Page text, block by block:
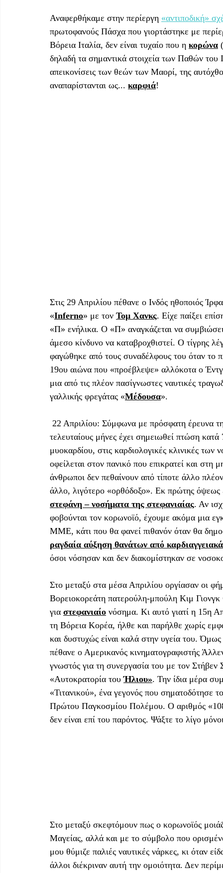
Αναφερθήκαμε στην περίεργη «αντιποδική»
πρωτοφανούς Πάσχα που γιορτάστηκε με
Βόρεια Ιταλία, δεν είναι τυχαίο που η κορώνα
δηλαδή τα σημαντικά στοιχεία των Παθών του
απεικονίσεις των θεών των Μαορί, της
αναπαρίστανται ως... καρφιά!
Στις 29 Απριλίου πέθανε ο Ινδός ηθοποιός
«Inferno» με τον Τομ Χανκς. Είχε παίξει
«Π» ενήλικα. Ο «Π» αναγκάζεται να
άμεσο κίνδυνο να καταβροχθιστεί. Ο τίγρης
φαγώθηκε από τους συναδέλφους του όταν το
19ου αιώνα που «προέβλεψε» αλλόκοτα ο
μια από τις πλέον πασίγνωστες ναυτικές
γαλλικής φρεγάτας «Μέδουσα».
τελευταίους μήνες έχει σημειωθεί πτώση
μυοκαρδίου, στις καρδιολογικές κλινικές
οφείλεται στον πανικό που επικρατεί και
άνθρωποι δεν πεθαίνουν από τίποτε άλλο
άλλο, λιγότερο «ορθόδοξο». Εκ πρώτης
στεφάνη – νοσήματα της στεφανιαίας. Αν
φοβούνται τον κορωνοϊό, έχουμε ακόμα μια
ΜΜΕ, κάτι που θα φανεί πιθανόν όταν θα
ραγδαία αύξηση θανάτων από
όσοι νόσησαν και δεν διακομίστηκαν σε
Στο μεταξύ στα μέσα Απριλίου οργίασαν οι
Βορειοκορεάτη πατερούλη-μπούλη Κιμ
για στεφανιαίο νόσημα. Κι αυτό γιατί η 15η
τη Βόρεια Κορέα, ήλθε και παρήλθε χωρίς
και δυστυχώς είναι καλά στην υγεία του.
πέθανε ο Αμερικανός κινηματογραφιστής
γνωστός για τη συνεργασία του με τον
«Αυτοκρατορία του Ήλιου». Την ίδια μέρα
«Τιτανικού», ένα γεγονός που σηματοδότησε
Πρώτου Παγκοσμίου Πολέμου. Ο αριθμός
δεν είναι επί του παρόντος. Ψάξτε το λίγο
Στο μεταξύ σκεφτόμουν πως ο κορωνοϊός
Μαγείας, αλλά και με το σύμβολο που
μου θύμιζε παλιές ναυτικές νάρκες, κι όταν
άλλοι διέκριναν αυτή την ομοιότητα. Δεν